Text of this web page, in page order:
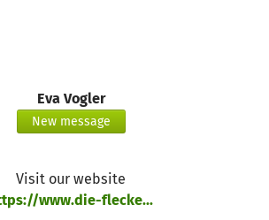
Eva Vogler
New message
Visit our website
www.die-flecke...